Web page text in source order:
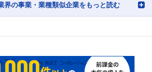
界の事業・業種類似企業をもっと読む